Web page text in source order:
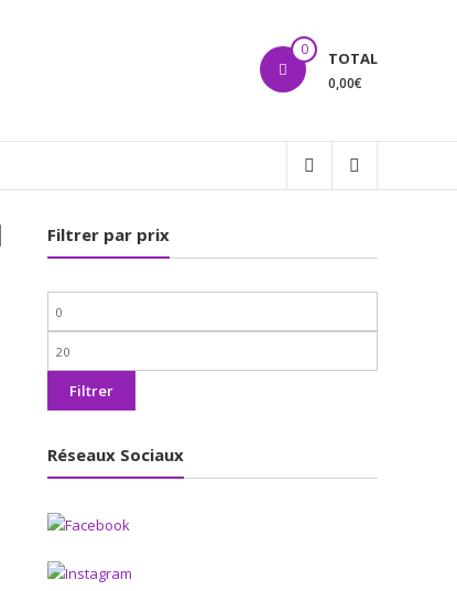
0 TOTAL
0,00€
Filtrer par prix
Prix
min
Prix
max
Filtrer
Réseaux Sociaux